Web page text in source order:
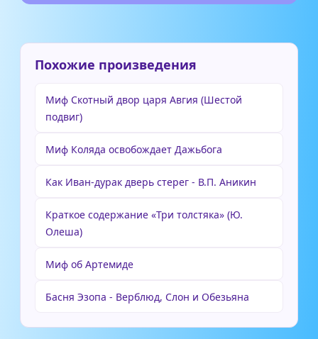
Похожие произведения
Миф Скотный двор царя Авгия (Шестой
подвиг)
Миф Коляда освобождает Дажьбога
Как Иван-дурак дверь стерег - В.П. Аникин
Краткое содержание «Три толстяка» (Ю.
Олеша)
Миф об Артемиде
Басня Эзопа - Верблюд, Слон и Обезьяна